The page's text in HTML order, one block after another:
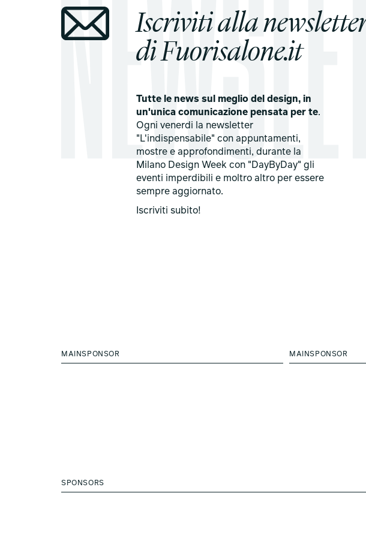
Iscriviti alla
di Fuorisalone.it
Tutte le news sul meglio del design, in
un'unica comunicazione pensata per te.
Ogni venerdi la newsletter
"L'indispensabile" con appuntamenti,
mostre e approfondimenti, durante la
Milano Design Week con "DayByDay" gli
eventi imperdibili e moltro altro per essere
sempre aggiornato.
Iscriviti subito!
MAINSPONSOR MAINSPONSOR
SPONSORS